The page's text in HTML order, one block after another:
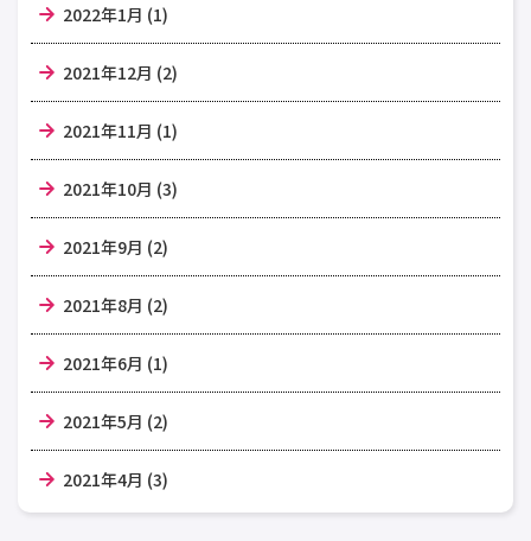
2022年1月 (1)
2021年12月 (2)
2021年11月 (1)
2021年10月 (3)
2021年9月 (2)
2021年8月 (2)
2021年6月 (1)
2021年5月 (2)
2021年4月 (3)